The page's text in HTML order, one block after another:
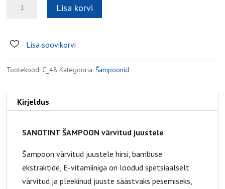
Šampoon
kogus
Lisa korvi
Lisa soovikorvi
Tootekood: C_48 Kategooria:Šampoonid
Kirjeldus
SANOTINT ŠAMPOONvärvitud juustele
Šampoon värvitud juustele hirsi, bambuse
ekstraktide, E-vitamiiniga on loodud spetsiaalselt
värvitud ja pleekinud juuste säästvaks pesemiseks,